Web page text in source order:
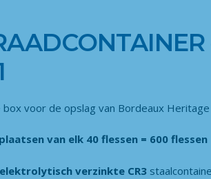
box voor de opslag van Bordeaux
van elk 40 flessen = 600 flessen
elektrolytisch verzinkte CR3